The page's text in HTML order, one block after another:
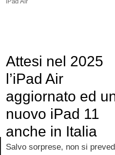
Attesi nel 2025
l’iPad Air
aggiornato ed
nuovo iPad 11
anche in Italia
Salvo sorprese, non si